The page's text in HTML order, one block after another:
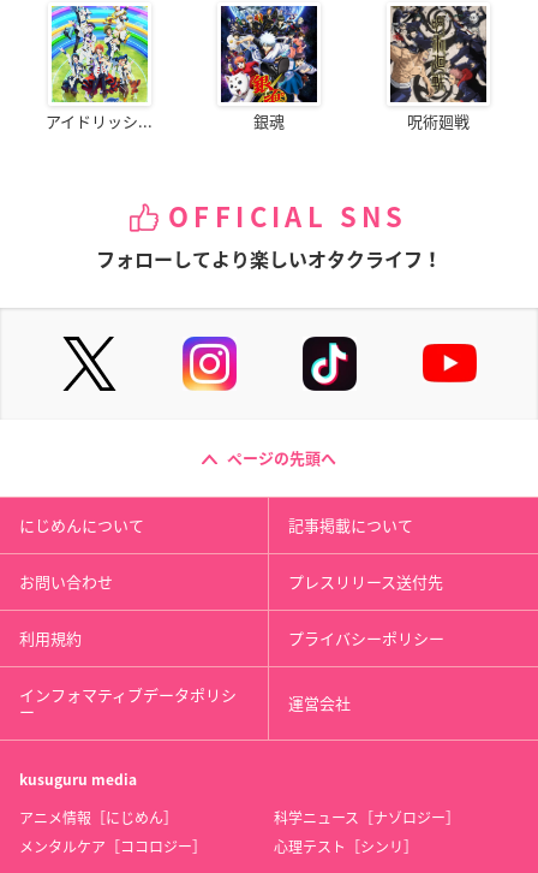
アイドリッシ... 銀魂 呪術廻戦
OFFICIAL SNS
フォローしてより楽しいオタクライフ！
ページの先頭へ
にじめんについて 記事掲載について
お問い合わせ プレスリリース送付先
利用規約 プライバシーポリシー
インフォマティブデータポリシ
ー 運営会社
kusuguru media
アニメ情報［にじめん］
科学ニュース［ナゾロジー］
メンタルケア［ココロジー］
心理テスト［シンリ］